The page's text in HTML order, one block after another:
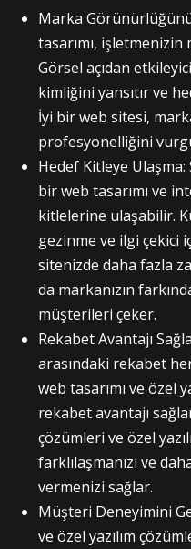
Marka
tasarımı,
Görsel açıdan
kimliğini yansıtır ve
İyi bir web sitesi,
profesyonelliğini
Hedef Kitleye
bir web tasarımı ve
kitlelerine ulaşabilir.
gezinme ve ilgi çekici
sitenizde daha fazla
da markanızın
müşterileri çeker.
Rekabet Avantajı
arasındaki rekabet
web tasarımı ve özel
rekabet avantajı
çözümleri ve özel
farklılaşmanızı ve
vermenizi sağlar.
Müşteri Deneyimini
ve özel yazılım